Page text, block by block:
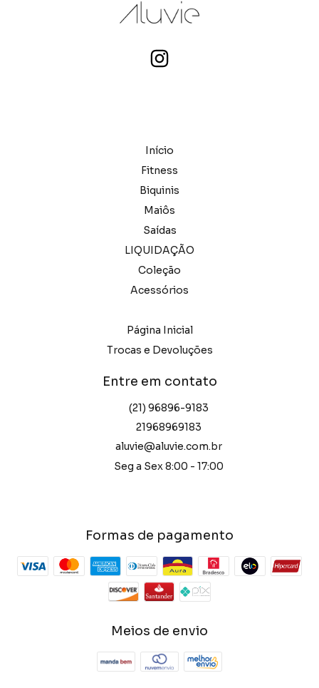
Início
Fitness
Biquinis
Maiôs
Saídas
LIQUIDAÇÃO
Coleção
Acessórios
Página Inicial
Trocas e Devoluções
Entre em contato
(21) 96896-9183
21968969183
aluvie@aluvie.com.br
Seg a Sex 8:00 - 17:00
Formas de pagamento
Meios de envio